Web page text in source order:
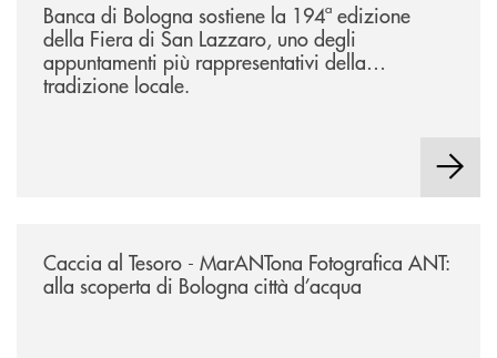
Banca di Bologna sostiene la 194ª edizione
della Fiera di San Lazzaro, uno degli
appuntamenti più rappresentativi della
tradizione locale.
Caccia al Tesoro - MarANTona Fotografica ANT:
alla scoperta di Bologna città d’acqua